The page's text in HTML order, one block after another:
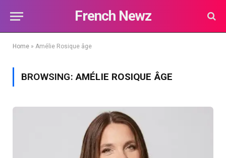
French Newz
Home » Amélie Rosique âge
BROWSING:AMÉLIE ROSIQUE ÂGE